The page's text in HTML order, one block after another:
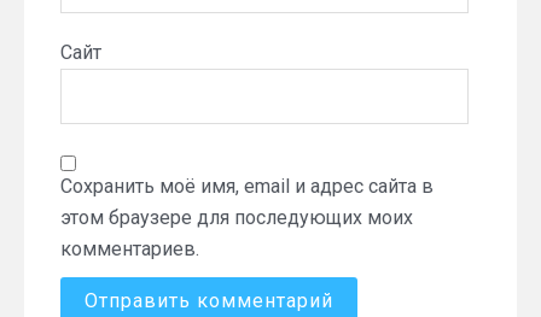
Сайт
Сохранить моё имя, email и адрес сайта в
этом браузере для последующих моих
комментариев.